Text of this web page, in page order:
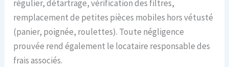
régulier, détartrage, vérification des filtres,
remplacement de petites pièces mobiles hors vétusté
(panier, poignée, roulettes). Toute négligence
prouvée rend également le locataire responsable des
frais associés.